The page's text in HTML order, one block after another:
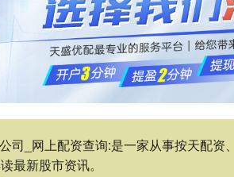
司_网上配资查询:是一家从事按天配
最新股市资讯。